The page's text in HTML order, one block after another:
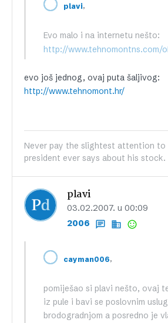
plavi,
Evo malo i na internetu nešto:
http://www.tehnomontns.com/
evo još jednog, ovaj puta šaljivog:
http://www.tehnomont.hr/
Never pay the slightest attention to
president ever says about his stock.
plavi
03.02.2007. u 00:09
2006
cayman006,
pomiješao si plavi nešto, ovaj
iz pule i bavi se poslovnim
brodogradnjom a posredno je